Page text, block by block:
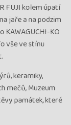
Zuzana Zajícová
26JAP01163
26JAP01162
3 702 €
cena za 12 dní
FUJI kolem úpatí
jaře a na podzim
KAWAGUCHI-KO
vše ve stínu
keramiky,
mečů, Muzeum
památek, které